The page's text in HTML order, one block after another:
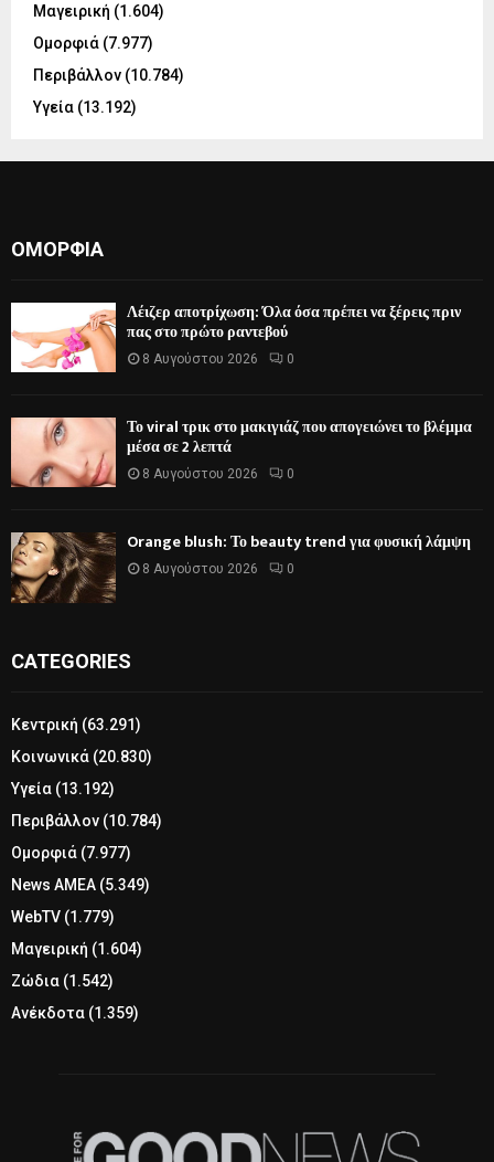
Μαγειρική (1.604)
Ομορφιά (7.977)
Περιβάλλον (10.784)
Υγεία (13.192)
ΟΜΟΡΦΙΆ
Λέιζερ αποτρίχωση: Όλα όσα πρέπει να ξέρεις πριν
πας στο πρώτο ραντεβού
8 Αυγούστου 2026 0
Το viral τρικ στο μακιγιάζ που απογειώνει το βλέμμα
μέσα σε 2 λεπτά
8 Αυγούστου 2026 0
Orange blush: Το beauty trend για φυσική λάμψη
8 Αυγούστου 2026 0
CATEGORIES
Κεντρική (63.291)
Κοινωνικά (20.830)
Υγεία (13.192)
Περιβάλλον (10.784)
Ομορφιά (7.977)
News ΑΜΕΑ (5.349)
WebTV (1.779)
Μαγειρική (1.604)
Ζώδια (1.542)
Ανέκδοτα (1.359)